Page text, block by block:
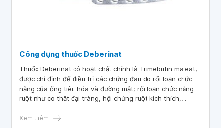
Công dụng thuốc Deberinat
Thuốc Deberinat có hoạt chất chính là Trimebutin maleat,
được chỉ định để điều trị các chứng đau do rối loạn chức
năng của ống tiêu hóa và đường mật; rối loạn chức năng
ruột như co thắt đại tràng, hội chứng ruột kích thích,...
Xem thêm